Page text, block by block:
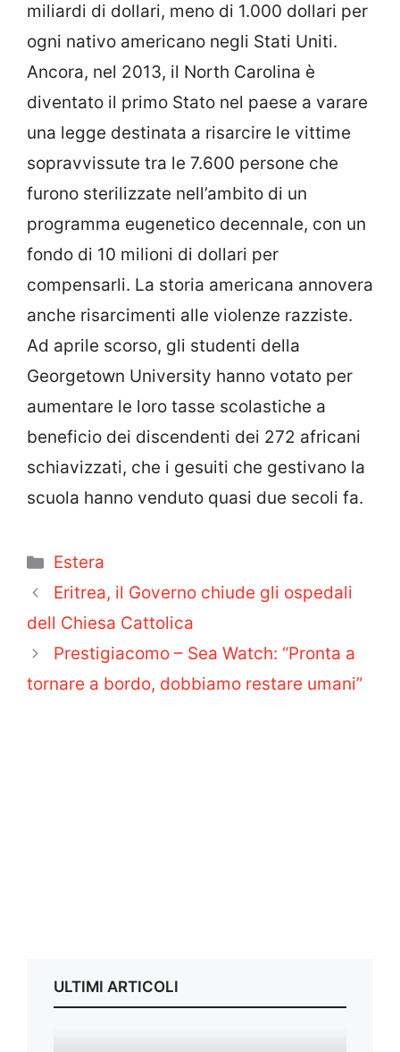
miliardi di dollari, meno di 1.000 dollari per
ogni nativo americano negli Stati Uniti.
Ancora, nel 2013, il North Carolina è
diventato il primo Stato nel paese a varare
una legge destinata a risarcire le vittime
sopravvissute tra le 7.600 persone che
furono sterilizzate nell’ambito di un
programma eugenetico decennale, con un
fondo di 10 milioni di dollari per
compensarli. La storia americana annovera
anche risarcimenti alle violenze razziste.
Ad aprile scorso, gli studenti della
Georgetown University hanno votato per
aumentare le loro tasse scolastiche a
beneficio dei discendenti dei 272 africani
schiavizzati, che i gesuiti che gestivano la
scuola hanno venduto quasi due secoli fa.
Categorie
Estera
Eritrea, il Governo chiude gli ospedali
dell Chiesa Cattolica
Prestigiacomo – Sea Watch: “Pronta a
tornare a bordo, dobbiamo restare umani”
ULTIMI ARTICOLI